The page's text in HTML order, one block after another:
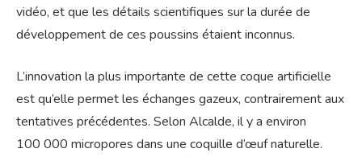
vidéo, et que les détails scientifiques sur la durée de
développement de ces poussins étaient inconnus.
L’innovation la plus importante de cette coque artificielle
est qu’elle permet les échanges gazeux, contrairement aux
tentatives précédentes. Selon Alcalde, il y a environ
100 000 micropores dans une coquille d’œuf naturelle.